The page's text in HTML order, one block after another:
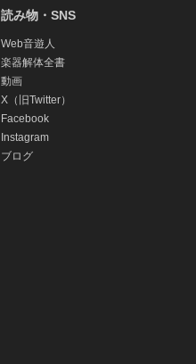
読み物・SNS
Web音遊人
楽器解体全書
動画
X（旧Twitter）
Facebook
Instagram
ブログ